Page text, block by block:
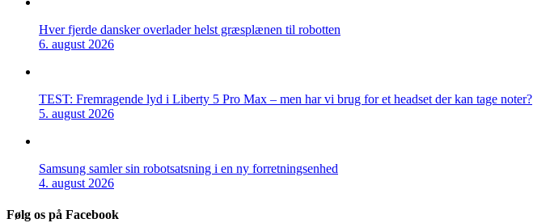
Hver fjerde dansker overlader helst græsplænen til robotten
6. august 2026
TEST: Fremragende lyd i Liberty 5 Pro Max – men har vi brug for et headset der kan tage noter?
5. august 2026
Samsung samler sin robotsatsning i en ny forretningsenhed
4. august 2026
Følg os på Facebook